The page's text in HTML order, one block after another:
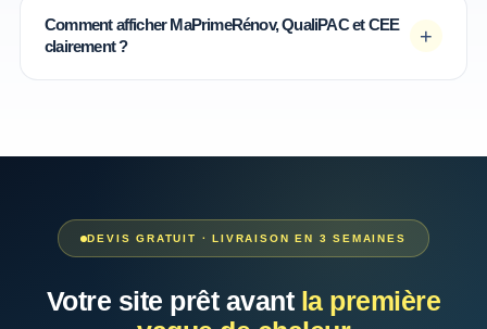
Comment afficher MaPrimeRénov, QualiPAC et CEE
clairement ?
+
DEVIS GRATUIT · LIVRAISON EN 3 SEMAINES
Votre site prêt avant la première